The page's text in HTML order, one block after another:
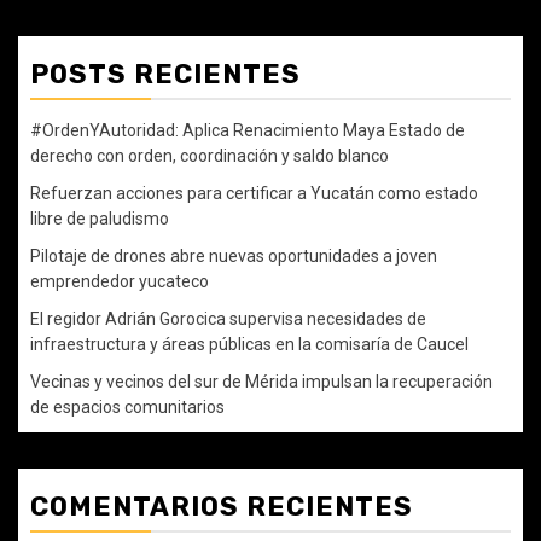
POSTS RECIENTES
#OrdenYAutoridad: Aplica Renacimiento Maya Estado de
derecho con orden, coordinación y saldo blanco
Refuerzan acciones para certificar a Yucatán como estado
libre de paludismo
Pilotaje de drones abre nuevas oportunidades a joven
emprendedor yucateco
El regidor Adrián Gorocica supervisa necesidades de
infraestructura y áreas públicas en la comisaría de Caucel
Vecinas y vecinos del sur de Mérida impulsan la recuperación
de espacios comunitarios
COMENTARIOS RECIENTES